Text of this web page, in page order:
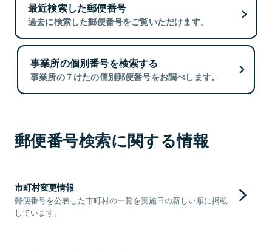
最近検索した郵便番号
過去に検索した郵便番号をご覧いただけます。
事業所の個別番号を検索する
事業所の７けたの個別郵便番号をお調べします。
郵便番号検索に関する情報
市町村変更情報
郵便番号を公表した市町村の一覧を実施日の新しい順に掲載
しています。